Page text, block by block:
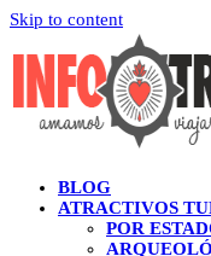
Skip to content
BLOG
ATRACTIVOS
POR